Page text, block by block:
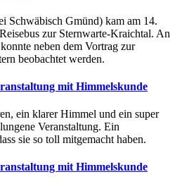
Schwäbisch Gmünd) kam am 14.
zur Sternwarte-Kraichtal. An
neben dem Vortrag zur
beobachtet werden.
mit Himmelskunde
ein klarer Himmel und ein super
Veranstaltung. Ein
sie so toll mitgemacht haben.
mit Himmelskunde